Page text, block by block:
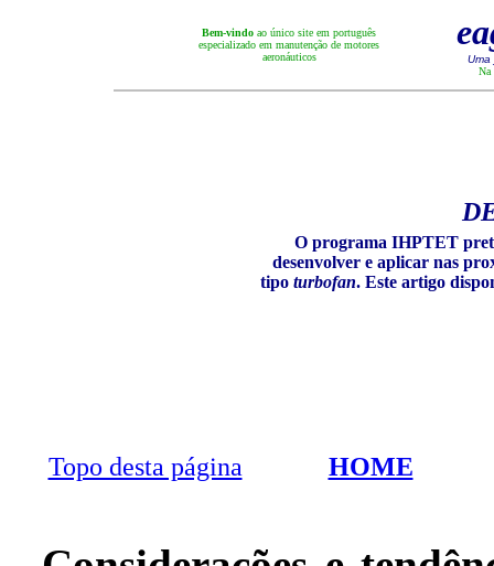
Bem-vindo ao único site em português
especializado em manutenção de motores
aeronáuticos
Uma
Na
O programa IHPTET
desenvolver e aplicar nas
tipo turbofan. Este artigo
Topo desta página HOME